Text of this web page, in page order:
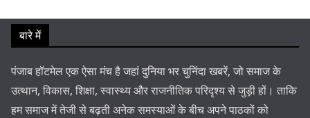
बारे में
पंजाब हॉटमेल एक ऐसा मंच है जहां दुनिया भर चुनिंदा खबरें, जो समाज के
उत्थान, विकास, शिक्षा, स्वास्थ्य और राजनीतिक परिदृश्य से जुड़ी हों। ताकि
हम समाज में तेजी से बढ़ती अनेक समस्याओं के बीच अपने पाठकों को